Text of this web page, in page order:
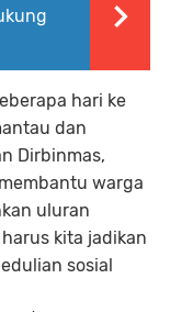
hari ke
dan
Dirbinmas,
warga
uluran
kita jadikan
sosial